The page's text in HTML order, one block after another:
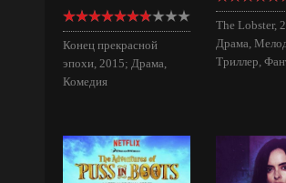
Конец прекрасной
эпохи, 2015; Драма,
Комедия
The Lobster,
Драма,
Триллер,